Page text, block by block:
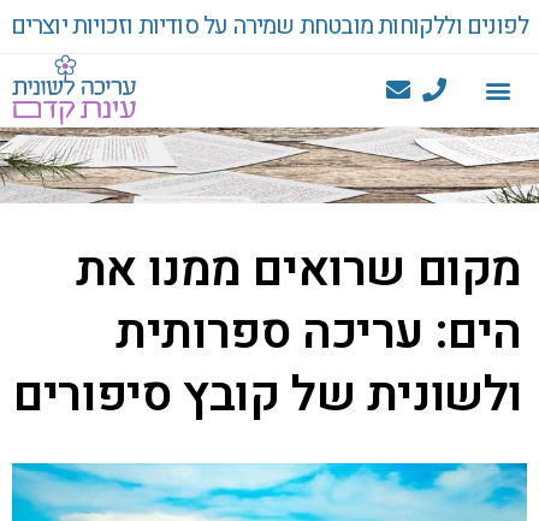
לפונים וללקוחות מובטחת שמירה על סודיות וזכויות יוצרים
מקום שרואים ממנו את
הים: עריכה ספרותית
ולשונית של קובץ סיפורים